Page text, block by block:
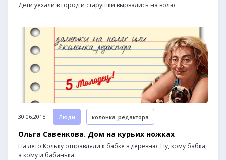
Дети уехали в город и старушки вырвались на волю.
30.06.2015 Люди колонка_редактора
Ольга Савенкова. Дом на курьих ножках
На лето Кольку отправляли к бабке в деревню. Ну, кому бабка,
а кому и бабанька.